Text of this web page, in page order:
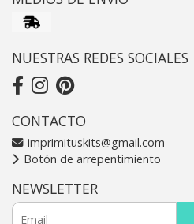
NUESTRAS REDES SOCIALES
CONTACTO
imprimituskits@gmail.com
Botón de arrepentimiento
NEWSLETTER